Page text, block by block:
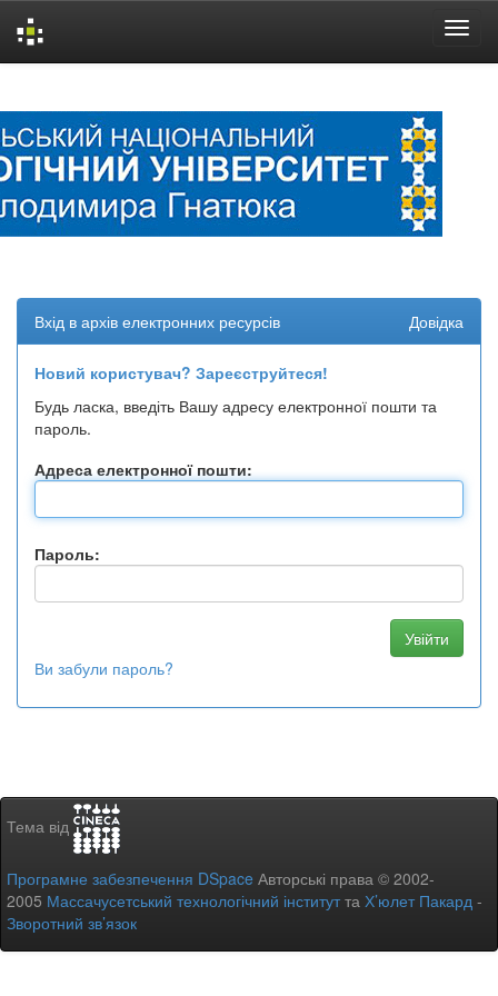
Вхід в архів електронних ресурсів Довідка
Новий користувач? Зареєструйтеся!
Будь ласка, введіть Вашу адресу електронної пошти та
пароль.
Адреса електронної пошти:
Пароль:
Ви забули пароль?
Тема від
Програмне забезпечення DSpace Авторські права © 2002-
2005 Массачусетський технологічний інститутта Х’юлет Пакард -
Зворотний зв’язок